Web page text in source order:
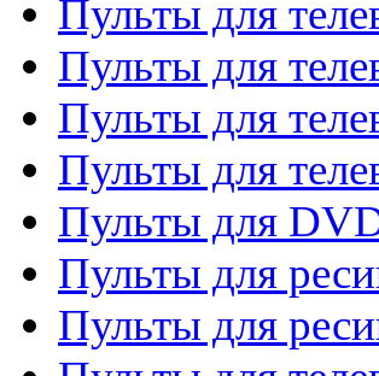
Пульты для
Пульты для
Пульты для
Пульты для
Пульты для
Пульты для
Пульты для